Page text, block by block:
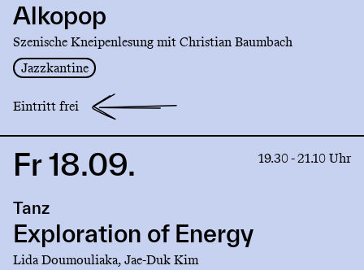
Alkopop
Szenische Kneipenlesung mit Christian Baumbach
Jazzkantine
Eintritt frei
Link
Exploration
Energy
Fr 18.09. 19.30 - 21.10 Uhr
Tanz
Exploration of Energy
Lida Doumouliaka, Jae-Duk Kim